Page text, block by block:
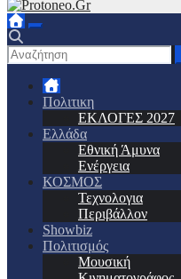
Πολιτικη
ΕΚΛΟΓΕΣ 2027
Ελλάδα
Εθνική Άμυνα
Ενέργεια
ΚΟΣΜΟΣ
Τεχνολογια
Περιβάλλον
Showbiz
Πολιτισμός
Μουσική